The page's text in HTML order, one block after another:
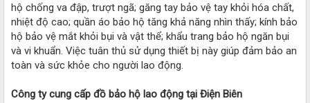
hộ chống va đập, trượt ngã; găng tay bảo vệ tay khỏi hóa chất,
nhiệt độ cao; quần áo bảo hộ tăng khả năng nhìn thấy; kính bảo
hộ bảo vệ mắt khỏi bụi và vật thể; khẩu trang bảo hộ ngăn bụi
và vi khuẩn. Việc tuân thủ sử dụng thiết bị này giúp đảm bảo an
toàn và sức khỏe cho người lao động.
Công ty cung cấp đồ bảo hộ lao động tại Điện Biên